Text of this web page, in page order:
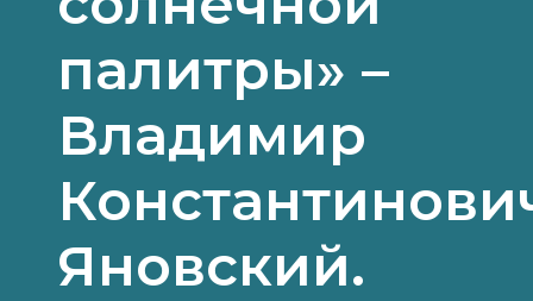
палитры» –
Владимир
Яновский.